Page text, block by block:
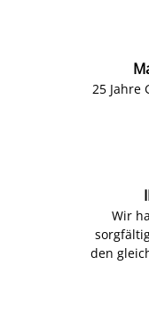
25 Jahre
Wir
den